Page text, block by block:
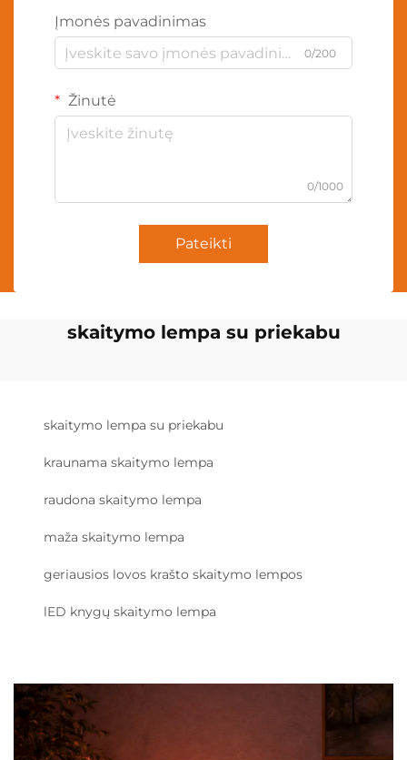
Įmonės pavadinimas
0/200
Žinutė
0/1000
Pateikti
skaitymo lempa su priekabu
skaitymo lempa su priekabu
kraunama skaitymo lempa
raudona skaitymo lempa
maža skaitymo lempa
geriausios lovos krašto skaitymo lempos
lED knygų skaitymo lempa